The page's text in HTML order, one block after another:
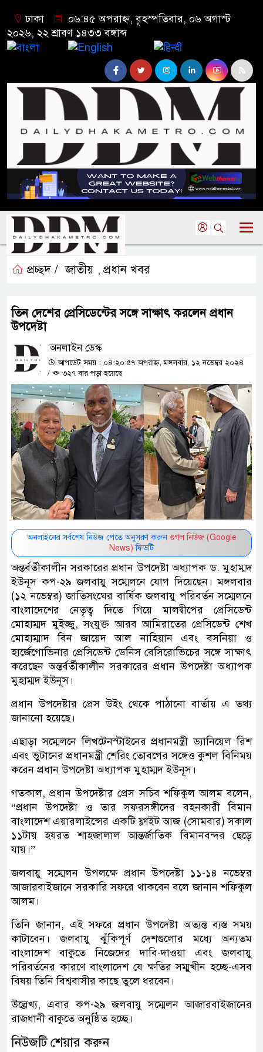
ঢাকা
০৬:৪৫ অপরাহ্ন, বৃহস্পতিবার, ০৬ অগাস্ট
২০২৬, ২২ শ্রাবণ ১৪৩৩ বঙ্গাব্দ
প্রচ্ছদ / জাতীয় , প্রধান খবর
তিন দেশের প্রেসিডেন্টের সঙ্গে সাক্ষাৎ করলেন প্রধান
উপদেষ্টা
অনলাইন ডেস্ক
আপডেট সময় : ০৪:২০:৫৭ অপরাহ্ন, মঙ্গলবার, ১২ নভেম্বর ২০২৪
/
৩২৭ বার পড়া হয়েছে
অনলাইনের সর্বশেষ নিউজ পেতে অনুসরণ করুন গুগল নিউজ (Google
News) ফিডটি
অন্তর্বর্তীকালীন সরকারের প্রধান উপদেষ্টা অধ্যাপক ড. মুহাম্মদ
ইউনূস কপ-২৯ জলবায়ু সম্মেলনে যোগ দিয়েছেন। মঙ্গলবার
(১২ নভেম্বর) জাতিসংঘের বার্ষিক জলবায়ু পরিবর্তন সম্মেলনে
বাংলাদেশের নেতৃত্ব দিতে গিয়ে মালদ্বীপের প্রেসিডেন্ট
মোহাম্মদ মুইজ্জু, সংযুক্ত আরব আমিরাতের প্রেসিডেন্ট শেখ
মোহাম্মাদ বিন জায়েদ আল নাহিয়ান এবং বসনিয়া ও
হার্জেগোভিনার প্রেসিডেন্ট ডেনিস বেসিরোভিচের সঙ্গে সাক্ষাৎ
করেছেন অন্তর্বর্তীকালীন সরকারের প্রধান উপদেষ্টা অধ্যাপক
মুহাম্মদ ইউনূস।
প্রধান উপদেষ্টার প্রেস উইং থেকে পাঠানো বার্তায় এ তথ্য
জানানো হয়েছে।
এছাড়া সম্মেলনে লিখটেনস্টাইনের প্রধানমন্ত্রী ড্যানিয়েল রিশ
এবং ভুটানের প্রধানমন্ত্রী শেরিং তোবগের সঙ্গেও কুশল বিনিময়
করেন প্রধান উপদেষ্টা অধ্যাপক মুহাম্মদ ইউনূস।
গতকাল, প্রধান উপদেষ্টার প্রেস সচিব শফিকুল আলম বলেন,
“প্রধান উপদেষ্টা ও তার সফরসঙ্গীদের বহনকারী বিমান
বাংলাদেশ এয়ারলাইন্সের একটি ফ্লাইট আজ (সোমবার) সকাল
১১টায় হযরত শাহজালাল আন্তর্জাতিক বিমানবন্দর ছেড়ে
যায়।”
জলবায়ু সম্মেলন উপলক্ষে প্রধান উপদেষ্টা ১১-১৪ নভেম্বর
আজারবাইজানে সরকারি সফরে থাকবেন বলে জানান শফিকুল
আলম।
তিনি জানান, এই সফরে প্রধান উপদেষ্টা অত্যন্ত ব্যস্ত সময়
কাটাবেন। জলবায়ু ঝুঁকিপূর্ণ দেশগুলোর মধ্যে অন্যতম
বাংলাদেশ বাকুতে নিজেদের দাবি-দাওয়া এবং জলবায়ু
পরিবর্তনের কারণে বাংলাদেশ যে ক্ষতির সম্মুখীন হচ্ছে-এসব
বিষয় তিনি বিশ্ববাসীর কাছে তুলে ধরবেন।
উল্লেখ্য, এবার কপ-২৯ জলবায়ু সম্মেলন আজারবাইজানের
রাজধানী বাকুতে অনুষ্ঠিত হচ্ছে।
নিউজটি শেয়ার করুন